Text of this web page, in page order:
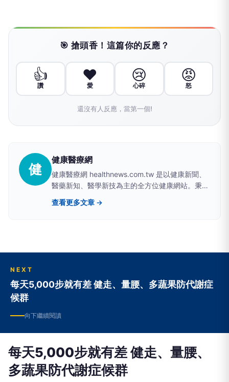
🎯 搶頭香！這篇你的反應？
👍
讚
❤️
愛
😢
心碎
😡
怒
還沒有人反應，當第一個!
健
健康醫療網
健康醫療網 healthnews.com.tw 是以健康新聞、
醫藥新知、醫學新技為主的全方位健康網站。秉持
關心國人健康的理念，致力於提供最專業、最即
時、最樂活的多元化資訊。 FB 粉絲專頁：
查看更多文章 →
NEXT
每天5,000步就有差 健走、量腰、多蔬果防代謝症
候群
向下繼續閱讀
每天5,000步就有差 健走、量腰、
多蔬果防代謝症候群